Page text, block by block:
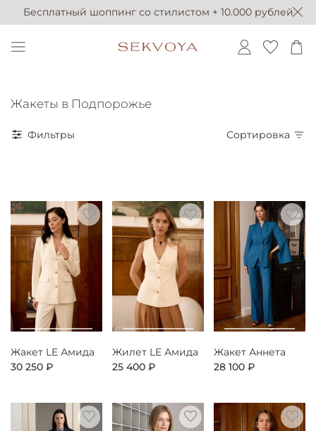
Бесплатный шоппинг со стилистом + 10.000 рублей
Жакеты в Подпорожье
Фильтры Сортировка
Жакет LE Амида
30 250 ₽
Жилет LE Амида
25 400 ₽
Жакет Аннета
28 100 ₽